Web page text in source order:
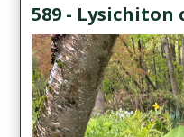
589 - Lysichiton